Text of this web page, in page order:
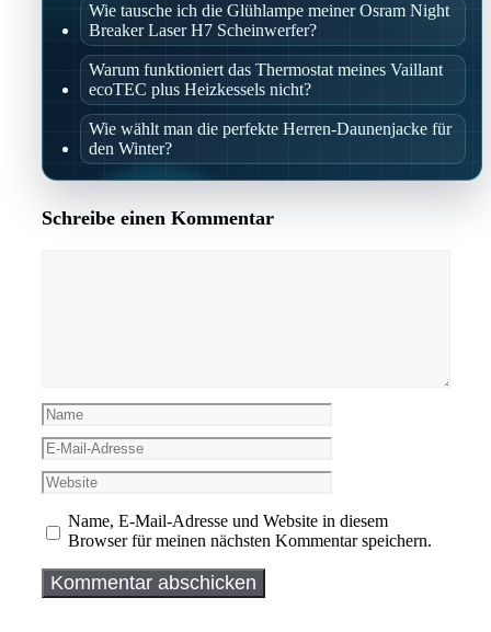
Wie tausche ich die Glühlampe meiner Osram Night
Breaker Laser H7 Scheinwerfer?
Warum funktioniert das Thermostat meines Vaillant
ecoTEC plus Heizkessels nicht?
Wie wählt man die perfekte Herren-Daunenjacke für
den Winter?
Schreibe einen Kommentar
Name
E-
Mail-
Adresse
Website
Name, E-Mail-Adresse und Website in diesem
Browser für meinen nächsten Kommentar speichern.